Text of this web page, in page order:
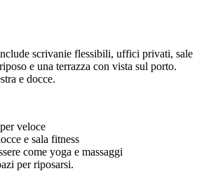
scrivanie flessibili, uffici privati, sale
e una terrazza con vista sul porto.
e docce.
veloce
e sala fitness
come yoga e massaggi
per riposarsi.